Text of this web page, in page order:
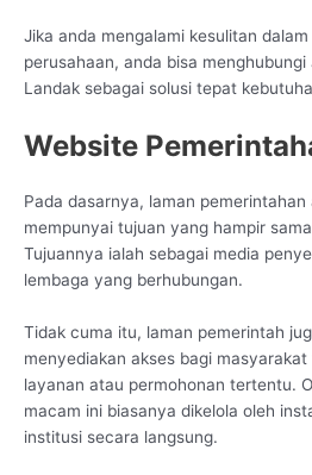
Jika anda mengalami kesulitan
perusahaan, anda bisa
Landak sebagai solusi tepat
Website
Pada dasarnya, laman
mempunyai tujuan yang hampir
Tujuannya ialah sebagai media
lembaga yang berhubungan.
Tidak cuma itu, laman pemerintah
menyediakan akses bagi
layanan atau permohonan tertentu.
macam ini biasanya dikelola oleh
institusi secara langsung.